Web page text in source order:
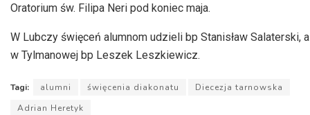
Oratorium św. Filipa Neri pod koniec maja.
W Lubczy święceń alumnom udzieli bp Stanisław Salaterski, a
w Tylmanowej bp Leszek Leszkiewicz.
Tagi: alumni święcenia diakonatu
Diecezja tarnowska
Adrian Heretyk